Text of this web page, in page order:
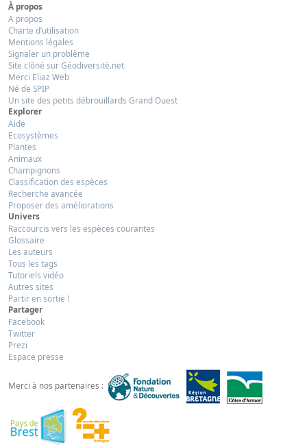
À propos
A propos
Charte d’utilisation
Mentions légales
Signaler un problème
Site clôné sur Géodiversité.net
Merci Eliaz Web
Né de SPIP
Un site des petits débrouillards Grand Ouest
Explorer
Aide
Ecosystèmes
Plantes
Animaux
Champignons
Classification des espèces
Recherche avancée
Proposer des améliorations
Univers
Raccourcis vers les espèces courantes
Glossaire
Les auteurs
Tous les tags
Tutoriels vidéo
Autres sites
Partir en sortie !
Partager
Facebook
Twitter
Prezi
Espace presse
Merci à nos partenaires :